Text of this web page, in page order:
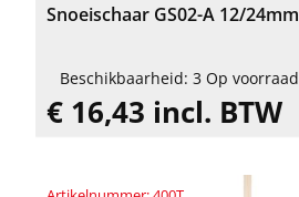
Snoeischaar GS02-A 12/24mm
Beschikbaarheid: 3 Op voorraad
€ 16,43 incl. BTW